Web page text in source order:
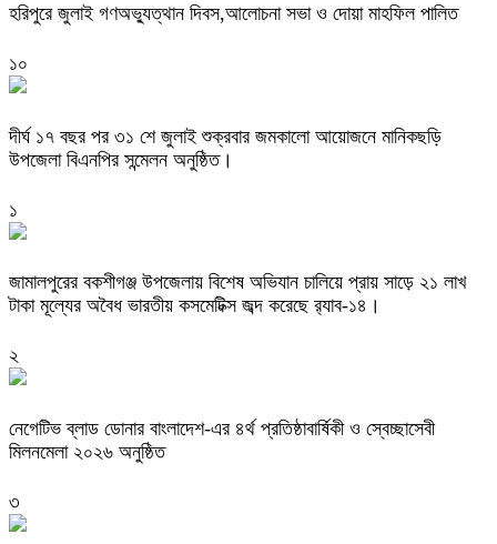
হরিপুরে জুলাই গণঅভ্যুত্থান দিবস,আলোচনা সভা ও দোয়া মাহফিল পালিত ‎
১০
দীর্ঘ ১৭ বছর পর ৩১ শে জুলাই শুক্রবার জমকালো আয়োজনে মানিকছড়ি
উপজেলা বিএনপির সন্মেলন অনুষ্ঠিত।
১
জামালপুরের বকশীগঞ্জ উপজেলায় বিশেষ অভিযান চালিয়ে প্রায় সাড়ে ২১ লাখ
টাকা মূল্যের অবৈধ ভারতীয় কসমেটিক্স জব্দ করেছে র‌্যাব-১৪।
২
নেগেটিভ ব্লাড ডোনার বাংলাদেশ-এর ৪র্থ প্রতিষ্ঠাবার্ষিকী ও স্বেচ্ছাসেবী
মিলনমেলা ২০২৬ অনুষ্ঠিত
৩